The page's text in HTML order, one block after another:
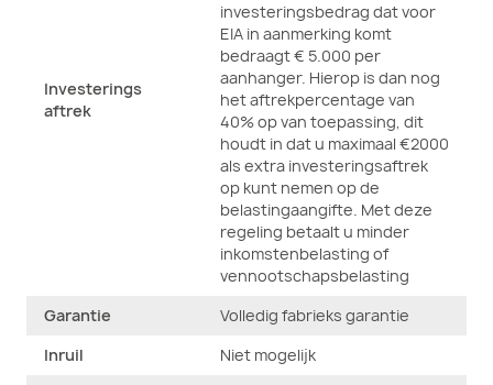
Investerings
aftrek
investeringsbedrag dat voor
EIA in aanmerking komt
bedraagt € 5.000 per
aanhanger. Hierop is dan nog
het aftrekpercentage van
40% op van toepassing, dit
houdt in dat u maximaal €2000
als extra investeringsaftrek
op kunt nemen op de
belastingaangifte. Met deze
regeling betaalt u minder
inkomstenbelasting of
vennootschapsbelasting
Garantie
Volledig fabrieks garantie
Inruil
Niet mogelijk